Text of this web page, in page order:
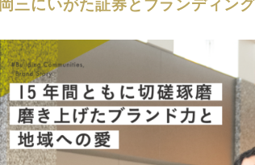
岡三にいがた証券とブランディング